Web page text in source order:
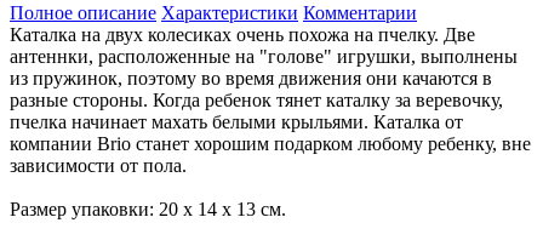
Полное описание Характеристики Комментарии
Каталка на двух колесиках очень похожа на пчелку. Две
антеннки, расположенные на "голове" игрушки, выполнены
из пружинок, поэтому во время движения они качаются в
разные стороны. Когда ребенок тянет каталку за веревочку,
пчелка начинает махать белыми крыльями. Каталка от
компании Brio станет хорошим подарком любому ребенку, вне
зависимости от пола.
Размер упаковки: 20 х 14 х 13 см.